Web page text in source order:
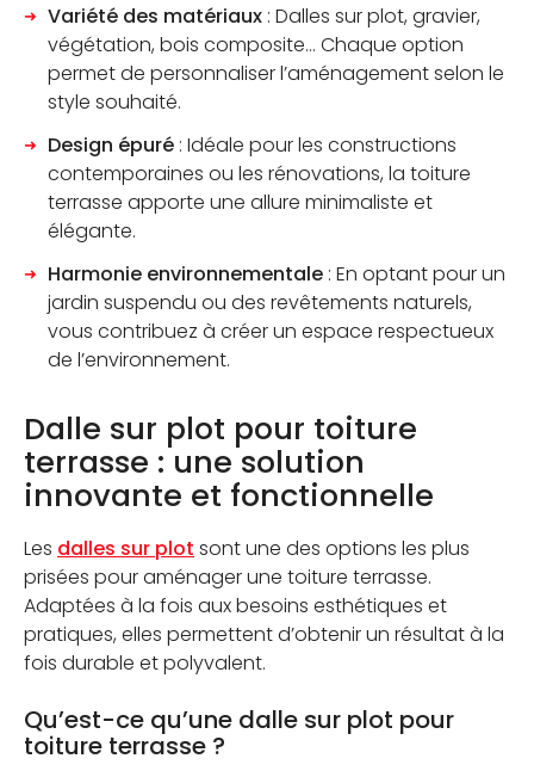
Variété des matériaux : Dalles sur plot, gravier,
végétation, bois composite… Chaque option
permet de personnaliser l’aménagement selon le
style souhaité.
Design épuré : Idéale pour les constructions
contemporaines ou les rénovations, la toiture
terrasse apporte une allure minimaliste et
élégante.
Harmonie environnementale : En optant pour un
jardin suspendu ou des revêtements naturels,
vous contribuez à créer un espace respectueux
de l’environnement.
Dalle sur plot pour toiture
terrasse : une solution
innovante et fonctionnelle
Les dalles sur plot sont une des options les plus
prisées pour aménager une toiture terrasse.
Adaptées à la fois aux besoins esthétiques et
pratiques, elles permettent d’obtenir un résultat à la
fois durable et polyvalent.
Qu’est-ce qu’une dalle sur plot pour
toiture terrasse ?